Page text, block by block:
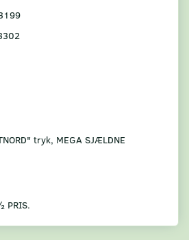
tryk, MEGA SJÆLDNE
PRIS.